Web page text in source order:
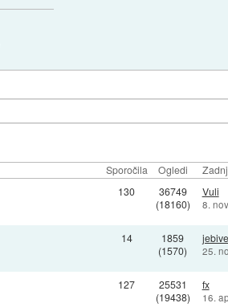
Sporočila Ogledi
130
36749
(18160)
Vuli
8.
14
1859
(1570)
25.
127
25531
(19438)
fx
16.